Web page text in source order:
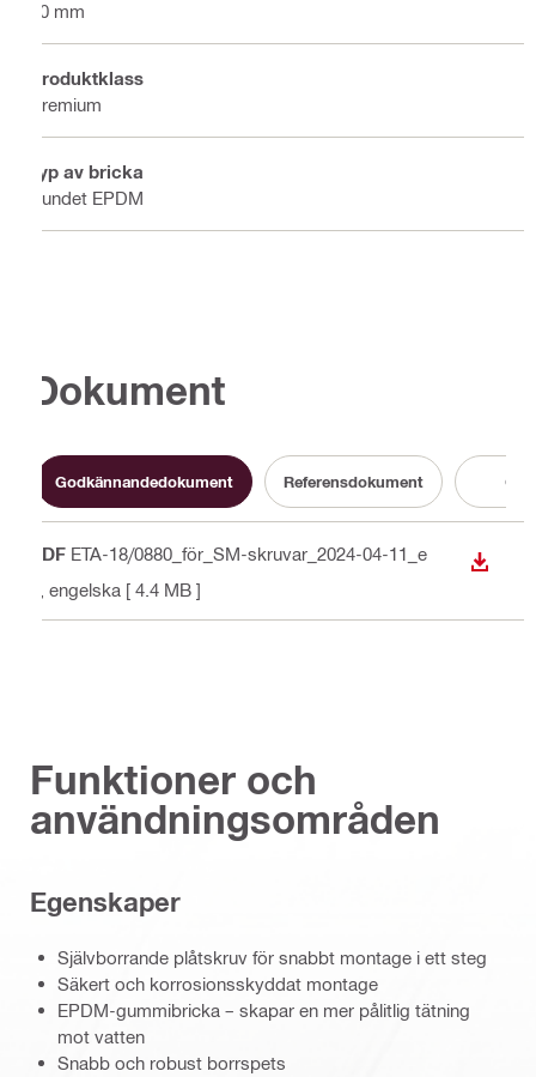
10 mm
Produktklass
Premium
Typ av bricka
Bundet EPDM
Dokument
Godkännandedokument Referensdokument
PDF ETA-18/0880_för_SM-skruvar_2024-04-11_e
, engelska [ 4.4 MB ]
LADDA
Funktioner och
användningsområden
Egenskaper
Självborrande plåtskruv för snabbt montage i ett steg
Säkert och korrosionsskyddat montage
EPDM-gummibricka – skapar en mer pålitlig tätning
mot vatten
Snabb och robust borrspets